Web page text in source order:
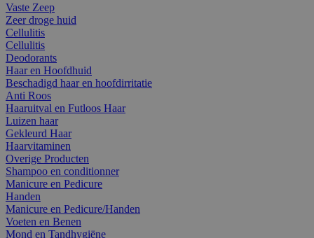
Vaste Zeep
Zeer droge huid
Cellulitis
Cellulitis
Deodorants
Haar en Hoofdhuid
Beschadigd haar en hoofdirritatie
Anti Roos
Haaruitval en Futloos Haar
Luizen haar
Gekleurd Haar
Haarvitaminen
Overige Producten
Shampoo en conditionner
Manicure en Pedicure
Handen
Manicure en Pedicure/Handen
Voeten en Benen
Mond en Tandhygiëne